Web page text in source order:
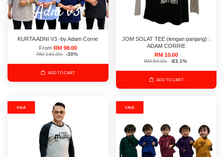
KURTA ADNI V3 -by Adam Corrie
From RM 98.00
RM 140.00 -30%
ADD TO CART
JOM SOLAT TEE (lengan panjang) :
ADAM CORRIE
RM 10.00
RM 59.00 -83.1%
ADD TO CART
SALE SALE